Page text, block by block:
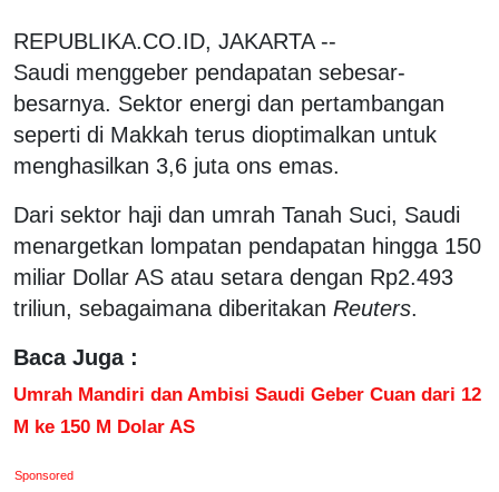
REPUBLIKA.CO.ID, JAKARTA --
Saudi menggeber pendapatan sebesar-
besarnya. Sektor energi dan pertambangan
seperti di Makkah terus dioptimalkan untuk
menghasilkan 3,6 juta ons emas.
Dari sektor haji dan umrah Tanah Suci, Saudi
menargetkan lompatan pendapatan hingga 150
miliar Dollar AS atau setara dengan Rp2.493
triliun, sebagaimana diberitakan Reuters.
Baca Juga :
Umrah Mandiri dan Ambisi Saudi Geber Cuan dari 12
M ke 150 M Dolar AS
Sponsored